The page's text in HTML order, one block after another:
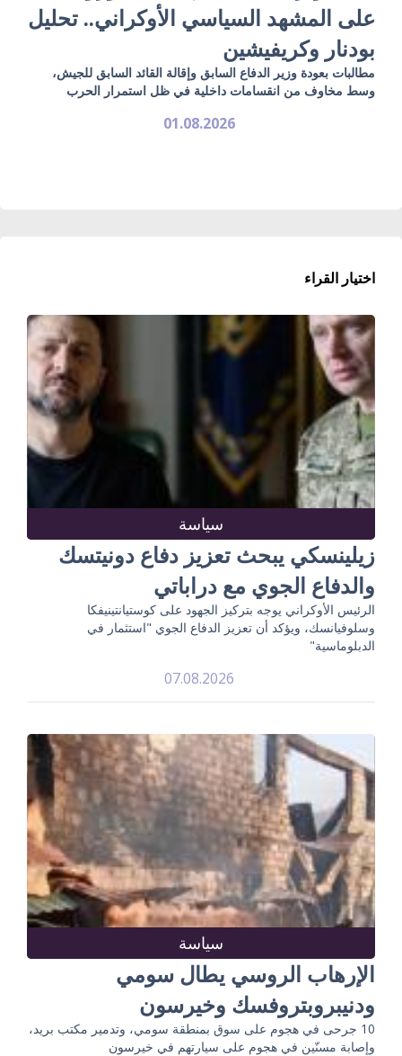
على المشهد السياسي الأوكراني.. تحليل
بودنار وكريفيشين
مطالبات بعودة وزير الدفاع السابق وإقالة القائد السابق للجيش،
وسط مخاوف من انقسامات داخلية في ظل استمرار الحرب
01.08.2026
اختيار القراء
سياسة
زيلينسكي يبحث تعزيز دفاع دونيتسك
والدفاع الجوي مع دراباتي
الرئيس الأوكراني يوجه بتركيز الجهود على كوستيانتينيفكا
وسلوفيانسك، ويؤكد أن تعزيز الدفاع الجوي "استثمار في
الدبلوماسية"
07.08.2026
سياسة
الإرهاب الروسي يطال سومي
ودنيبروبتروفسك وخيرسون
10 جرحى في هجوم على سوق بمنطقة سومي، وتدمير مكتب بريد،
وإصابة مسنّين في هجوم على سيارتهم في خيرسون